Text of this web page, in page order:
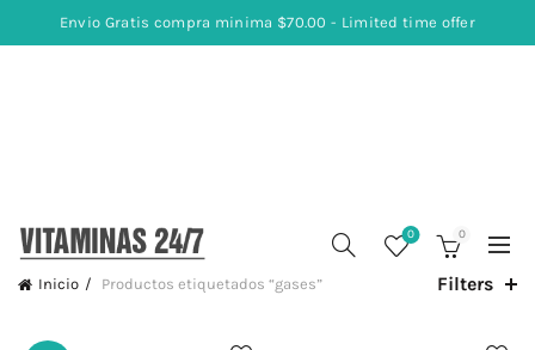
Envio Gratis compra minima $70.00 - Limited time offer
0 0
Inicio Productos etiquetados “gases” Filters